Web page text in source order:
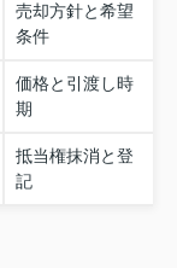
売却方針と希望
条件
価格と引渡し時
期
抵当権抹消と登
記